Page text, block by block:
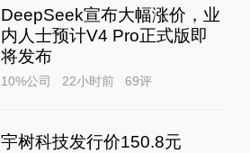
DeepSeek宣布大幅涨价，业
内人士预计V4 Pro正式版即
将发布
10%公司 22小时前 69评
宇树科技发行价150.8元